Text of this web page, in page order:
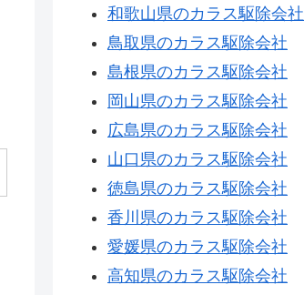
和歌山県のカラス駆除会社
鳥取県のカラス駆除会社
島根県のカラス駆除会社
岡山県のカラス駆除会社
広島県のカラス駆除会社
山口県のカラス駆除会社
徳島県のカラス駆除会社
香川県のカラス駆除会社
愛媛県のカラス駆除会社
高知県のカラス駆除会社